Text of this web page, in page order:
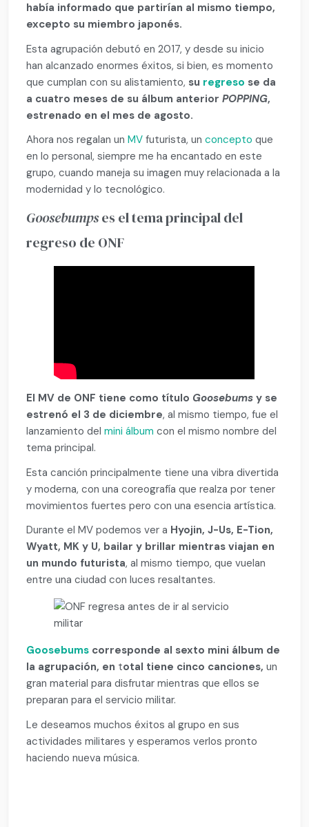
había informado que partirían al mismo tiempo,
excepto su miembro japonés.
Esta agrupación debutó en 2017, y desde su inicio
han alcanzado enormes éxitos, si bien, es momento
que cumplan con su alistamiento, su regreso se da
a cuatro meses de su álbum anteriorPOPPING,
estrenado en el mes de agosto.
Ahora nos regalan unMV futurista, unconcepto que
en lo personal, siempre me ha encantado en este
grupo, cuando maneja su imagen muy relacionada a la
modernidad y lo tecnológico.
Goosebumpses el tema principal del
regreso de ONF
El MV de ONF tiene como título Goosebumsy se
estrenó el 3 de diciembre, al mismo tiempo, fue el
lanzamiento delmini álbum con el mismo nombre del
tema principal.
Esta canción principalmente tiene una vibra divertida
y moderna, con una coreografía que realza por tener
movimientos fuertes pero con una esencia artística.
Durante el MV podemos ver a Hyojin, J-Us, E-Tion,
Wyatt, MK y U, bailar y brillar mientras viajan en
un mundo futurista, al mismo tiempo, que vuelan
entre una ciudad con luces resaltantes.
Goosebums corresponde al sexto mini álbum de
la agrupación, en total tiene cinco canciones,un
gran material para disfrutar mientras que ellos se
preparan para el servicio militar.
Le deseamos muchos éxitos al grupo en sus
actividades militares y esperamos verlos pronto
haciendo nueva música.